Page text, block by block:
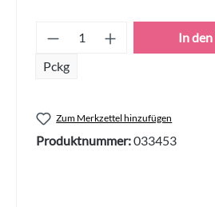
Produkt Anzahl: Gib
Pckg
In
Zum Merkzettel hinzufügen
Produktnummer:033453